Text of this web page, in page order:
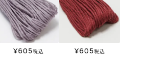
¥605税込 ¥605税込